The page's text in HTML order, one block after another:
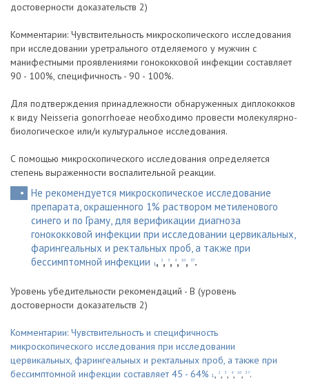
достоверности доказательств 2)
Комментарии: Чувствительность микроскопического исследования
при исследовании уретрального отделяемого у мужчин с
манифестными проявлениями гонококковой инфекции составляет
90 - 100%, специфичность - 90 - 100%.
Для подтверждения принадлежности обнаруженных диплококков
к виду Neisseria gonorrhoeae необходимо провести молекулярно-
биологическое или/и культуральное исследования.
С помощью микроскопического исследования определяется
степень выраженности воспалительной реакции.
Не рекомендуется микроскопическое исследование
препарата, окрашенного 1% раствором метиленового
синего и по Граму, для верификации диагноза
гонококковой инфекции при исследовании цервикальных,
фарингеальных и ректальных проб, а также при
бессимптомной инфекции 1, 2, 3, 4, 10, 37.
Уровень убедительности рекомендаций - B (уровень
достоверности доказательств 2)
Комментарии: Чувствительность и специфичность
микроскопического исследования при исследовании
цервикальных, фарингеальных и ректальных проб, а также при
бессимптомной инфекции составляет 45 - 64% 1, 2, 3, 4, 10, 37.